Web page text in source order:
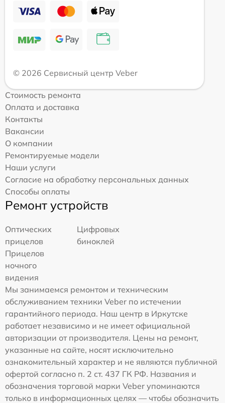
© 2026 Сервисный центр Veber
Стоимость ремонта
Оплата и доставка
Контакты
Вакансии
О компании
Ремонтируемые модели
Наши услуги
Согласие на обработку персональных данных
Способы оплаты
Ремонт устройств
Оптических
прицелов
Цифровых
биноклей
Прицелов
ночного
видения
Мы занимаемся ремонтом и техническим
обслуживанием техники Veber по истечении
гарантийного периода. Наш центр в Иркутске
работает независимо и не имеет официальной
авторизации от производителя. Цены на ремонт,
указанные на сайте, носят исключительно
ознакомительный характер и не являются публичной
офертой согласно п. 2 ст. 437 ГК РФ. Названия и
обозначения торговой марки Veber упоминаются
только в информационных целях — чтобы обозначить